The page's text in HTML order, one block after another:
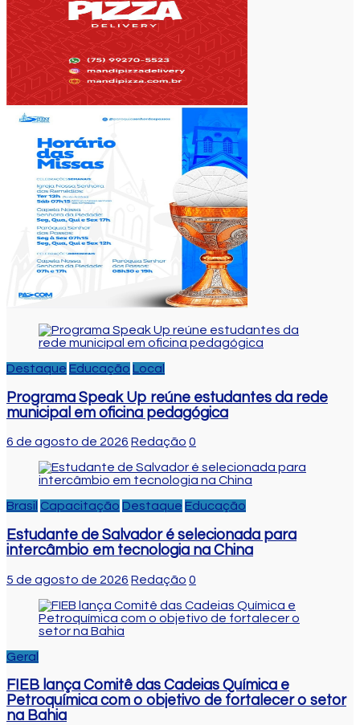
Destaque Educação Local
Programa Speak Up reúne estudantes da rede
municipal em oficina pedagógica
6 de agosto de 2026 Redação 0
Brasil Capacitação Destaque Educação
Estudante de Salvador é selecionada para
intercâmbio em tecnologia na China
5 de agosto de 2026 Redação 0
Geral
FIEB lança Comitê das Cadeias Química e
Petroquímica com o objetivo de fortalecer o setor
na Bahia